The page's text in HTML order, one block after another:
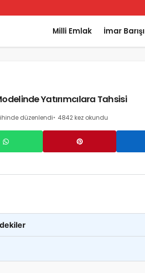
Milli Emlak İmar Barışı
Yatırımcılara Tahsisi
düzenlendi 4842 kez okundu